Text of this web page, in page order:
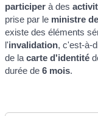
participer à des
prise par le ministre
existe des éléments
l'invalidation, c'est-à-
de lacarte d'identité
durée de 6 mois.